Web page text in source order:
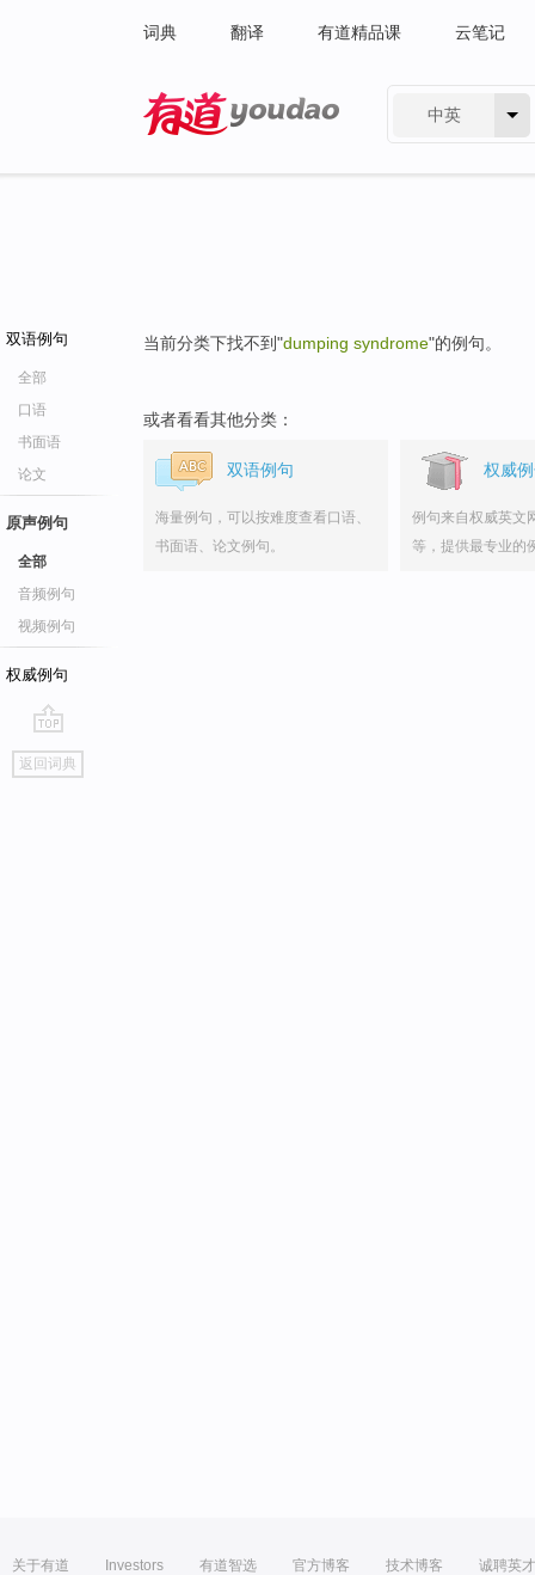
词典 翻译 有道精品课 云笔记
中英
双语例句
全部
口语
书面语
论文
原声例句
全部
音频例句
视频例句
权威例句
go
top
返回词典
当前分类下找不到"dumping syndrome"的例句。
或者看看其他分类：
双语例句
海量例句，可以按难度查看口语、
书面语、论文例句。
权威
例句来自权威英文
等，提供最专业的
关于有道 Investors 有道智选 官方博客 技术博客 诚聘英才